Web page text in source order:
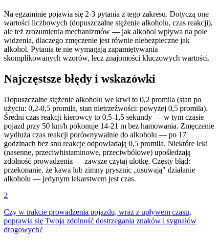
Na egzaminie pojawia się 2-3 pytania z tego zakresu. Dotyczą one
wartości liczbowych (dopuszczalne stężenie alkoholu, czas reakcji),
ale też zrozumienia mechanizmów — jak alkohol wpływa na pole
widzenia, dlaczego zmęczenie jest równie niebezpieczne jak
alkohol. Pytania te nie wymagają zapamiętywania
skomplikowanych wzorów, lecz znajomości kluczowych wartości.
Najczęstsze błędy i wskazówki
Dopuszczalne stężenie alkoholu we krwi to 0,2 promila (stan po
użyciu: 0,2-0,5 promila, stan nietrzeźwości: powyżej 0,5 promila).
Średni czas reakcji kierowcy to 0,5-1,5 sekundy — w tym czasie
pojazd przy 50 km/h pokonuje 14-21 m bez hamowania. Zmęczenie
wydłuża czas reakcji porównywalnie do alkoholu — po 17
godzinach bez snu reakcje odpowiadają 0,5 promila. Niektóre leki
(nasenne, przeciwhistaminowe, przeciwbólowe) upośledzają
zdolność prowadzenia — zawsze czytaj ulotkę. Częsty błąd:
przekonanie, że kawa lub zimny prysznic „usuwają" działanie
alkoholu — jedynym lekarstwem jest czas.
2
Czy w trakcie prowadzenia pojazdu, wraz z upływem czasu,
poprawia się Twoja zdolność dostrzegania znaków i sygnałów
drogowych?